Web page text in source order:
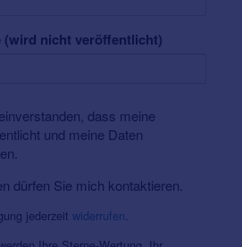
(wird nicht veröffentlicht)
dass meine
und meine Daten
dürfen Sie mich kontaktieren.
jederzeit widerrufen.